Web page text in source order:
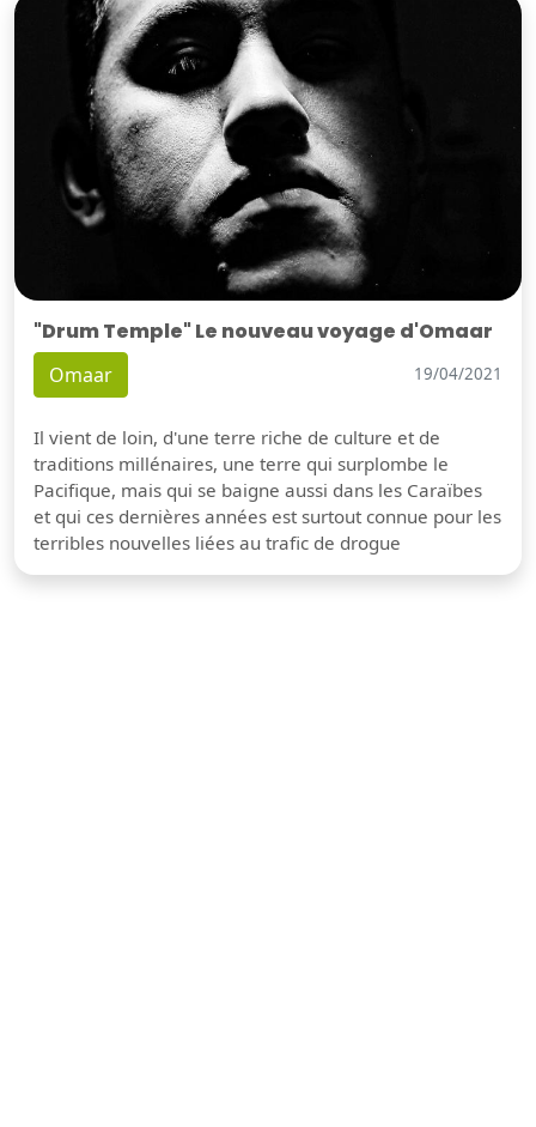
"Drum Temple" Le nouveau voyage d'Omaar
Omaar 19/04/2021
Il vient de loin, d'une terre riche de culture et de
traditions millénaires, une terre qui surplombe le
Pacifique, mais qui se baigne aussi dans les Caraïbes
et qui ces dernières années est surtout connue pour les
terribles nouvelles liées au trafic de drogue